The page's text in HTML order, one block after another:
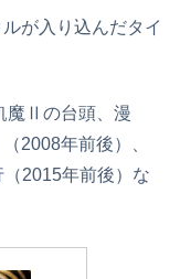
が入り込んだタイ
魔Ⅱの台頭、漫
2008年前後）、
2015年前後）な